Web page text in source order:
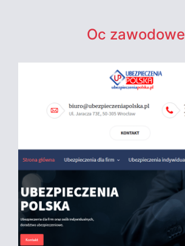
Oc zawodowe